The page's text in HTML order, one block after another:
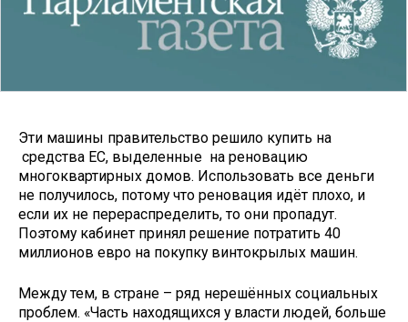
Эти машины правительство решило купить на
средства ЕС, выделенные на реновацию
многоквартирных домов. Использовать все деньги
не получилось, потому что реновация идёт плохо, и
если их не перераспределить, то они пропадут.
Поэтому кабинет принял решение потратить 40
миллионов евро на покупку винтокрылых машин.
Между тем, в стране – ряд нерешённых социальных
проблем. «Часть находящихся у власти людей, больше